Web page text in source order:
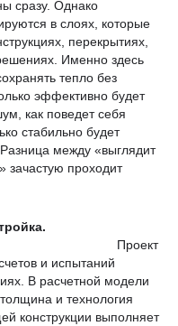
сразу. Однако
в слоях, которые
перекрытиях,
Именно здесь
тепло без
эффективно будет
как поведет себя
стабильно будет
между «выглядит
зачастую проходит
.
и испытаний
В расчетной модели
и технология
конструкции выполняет